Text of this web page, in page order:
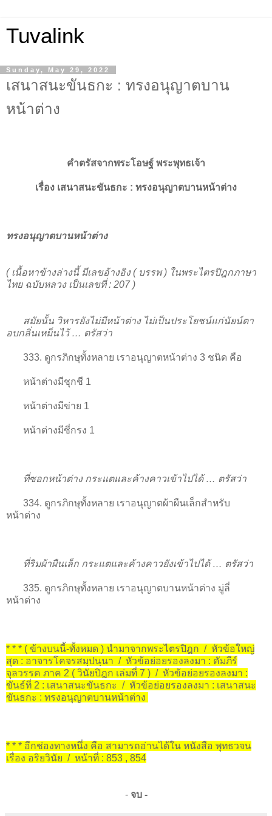
Tuvalink
Sunday, May 29, 2022
เสนาสนะขันธกะ : ทรงอนุญาตบาน
หน้าต่าง
คำตรัสจากพระโอษฐ์ พระพุทธเจ้า
เรื่อง เสนาสนะขันธกะ : ทรงอนุญาตบานหน้าต่าง
ทรงอนุญาตบานหน้าต่าง
( เนื้อหาข้างล่างนี้ มีเลขอ้างอิง ( บรรพ ) ในพระไตรปิฎกภาษา
ไทย ฉบับหลวง เป็นเลขที่ : 207 )
สมัยนั้น วิหารยังไม่มีหน้าต่าง ไม่เป็นประโยชน์แก่นัยน์ตา
อบกลิ่นเหม็นไว้ … ตรัสว่า
333. ดูกรภิกษุทั้งหลาย เราอนุญาตหน้าต่าง 3 ชนิด คือ
หน้าต่างมีชุกชี 1
หน้าต่างมีข่าย 1
หน้าต่างมีซี่กรง 1
ที่ซอกหน้าต่าง กระแตและค้างคาวเข้าไปได้ … ตรัสว่า
334. ดูกรภิกษุทั้งหลาย เราอนุญาตผ้าผืนเล็กสำหรับ
หน้าต่าง
ที่ริมผ้าผืนเล็ก กระแตและค้างคาวยังเข้าไปได้ … ตรัสว่า
335. ดูกรภิกษุทั้งหลาย เราอนุญาตบานหน้าต่าง มู่ลี่
หน้าต่าง
* * * ( ข้างบนนี้-ทั้งหมด ) นำมาจากพระไตรปิฎก / หัวข้อใหญ่
สุด : อาจารโคจรสมฺปนฺนา / หัวข้อย่อยรองลงมา : คัมภีร์
จุลวรรค ภาค 2 ( วินัยปิฎก เล่มที่ 7 ) / หัวข้อย่อยรองลงมา :
ขันธ์ที่ 2 : เสนาสนะขันธกะ / หัวข้อย่อยรองลงมา : เสนาสนะ
ขันธกะ : ทรงอนุญาตบานหน้าต่าง
* * * อีกช่องทางหนึ่ง คือ สามารถอ่านได้ใน หนังสือ พุทธวจน
เรื่อง อริยวินัย / หน้าที่ : 853 , 854
-จบ -